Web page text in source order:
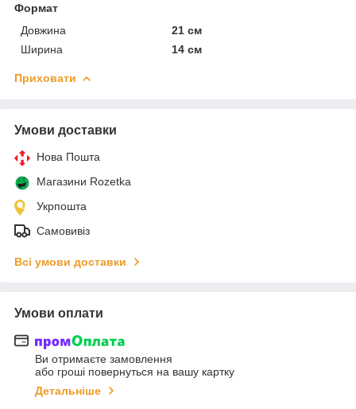
Формат
Довжина
21 см
Ширина
14 см
Приховати
Умови доставки
Нова Пошта
Магазини Rozetka
Укрпошта
Самовивіз
Всі умови доставки
Умови оплати
Ви отримаєте замовлення
або гроші повернуться на вашу картку
Детальніше